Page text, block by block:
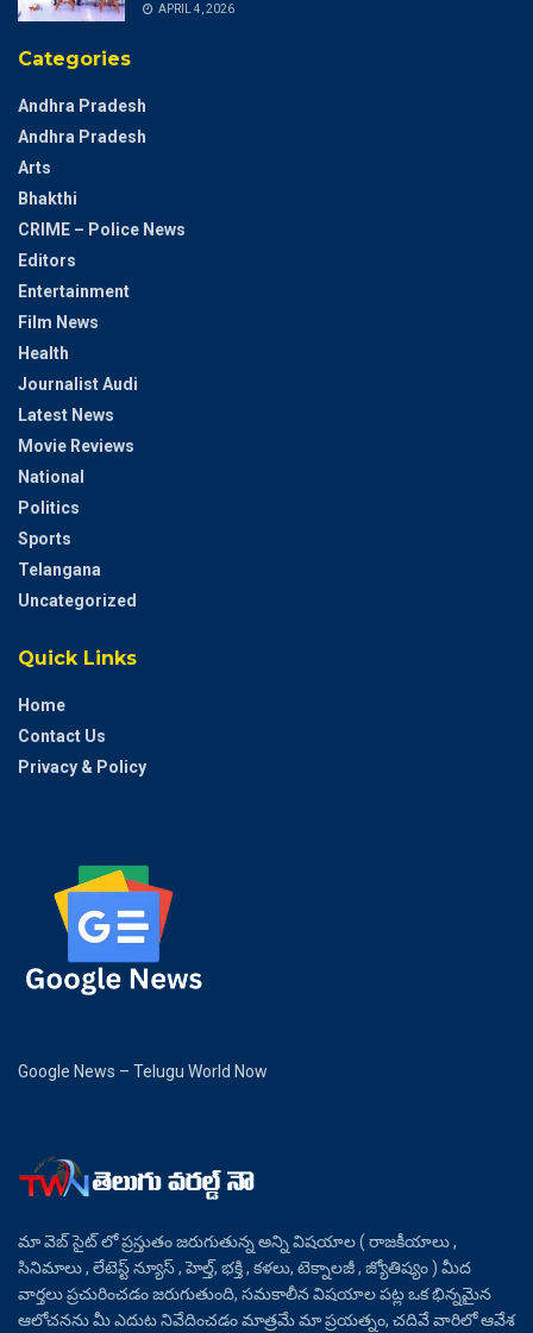
APRIL 4, 2026
Categories
Andhra Pradesh
Andhra Pradesh
Arts
Bhakthi
CRIME – Police News
Editors
Entertainment
Film News
Health
Journalist Audi
Latest News
Movie Reviews
National
Politics
Sports
Telangana
Uncategorized
Quick Links
Home
Contact Us
Privacy & Policy
Google News – Telugu World Now
మా వెబ్ సైట్ లో ప్రస్తుతం జరుగుతున్న అన్ని విషయాల ( రాజకీయాలు ,
సినిమాలు , లేటెస్ట్ న్యూస్ , హెల్త్, భక్తి , కళలు, టెక్నాలజీ , జ్యోతిష్యం ) మీద
వార్తలు ప్రచురించడం జరుగుతుంది, సమకాలీన విషయాల పట్ల ఒక భిన్నమైన
ఆలోచనను మీ ఎదుట నివేదించడం మాత్రమే మా ప్రయత్నం, చదివే వారిలో ఆవేశ